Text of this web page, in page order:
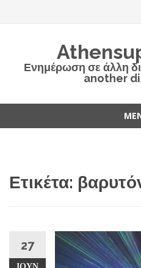
Ενημέρωση σε άλλη
another
Ετικέτα:
27